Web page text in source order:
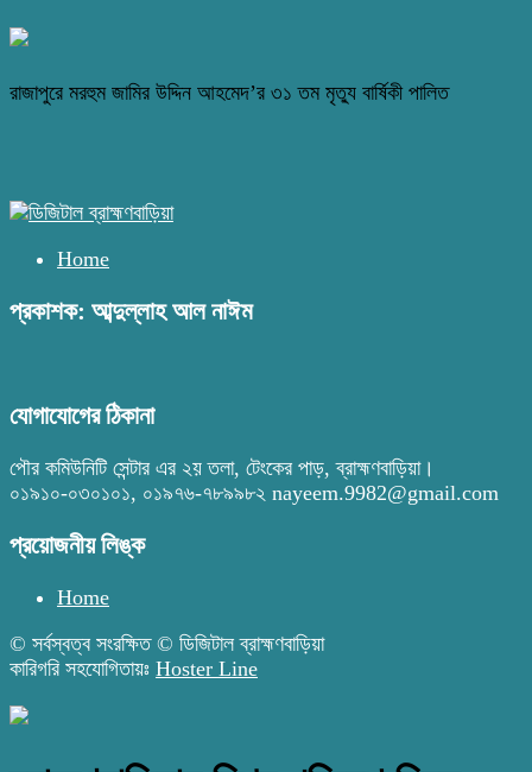
রাজাপুরে মরহুম জামির উদ্দিন আহমেদ’র ৩১ তম মৃত্যু বার্ষিকী পালিত
Home
প্রকাশক: আব্দুল্লাহ আল নাঈম
যোগাযোগের ঠিকানা
পৌর কমিউনিটি সেন্টার এর ২য় তলা, টেংকের পাড়, ব্রাহ্মণবাড়িয়া।
০১৯১০-০৩০১০১, ০১৯৭৬-৭৮৯৯৮২ nayeem.9982@gmail.com
প্রয়োজনীয় লিঙ্ক
Home
© সর্বস্বত্ব সংরক্ষিত © ডিজিটাল ব্রাহ্মণবাড়িয়া
কারিগরি সহযোগিতায়ঃ Hoster Line